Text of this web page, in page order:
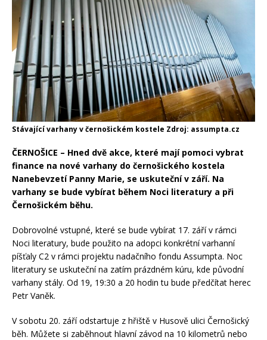
Stávající varhany v černošickém kostele Zdroj: assumpta.cz
ČERNOŠICE – Hned dvě akce, které mají pomoci vybrat
finance na nové varhany do černošického kostela
Nanebevzetí Panny Marie, se uskuteční v září. Na
varhany se bude vybírat během Noci literatury a při
Černošickém běhu.
Dobrovolné vstupné, které se bude vybírat 17. září v rámci
Noci literatury, bude použito na adopci konkrétní varhanní
píšťaly C2 v rámci projektu nadačního fondu Assumpta. Noc
literatury se uskuteční na zatím prázdném kúru, kde původní
varhany stály. Od 19, 19:30 a 20 hodin tu bude předčítat herec
Petr Vaněk.
V sobotu 20. září odstartuje z hřiště v Husově ulici Černošický
běh. Můžete si zaběhnout hlavní závod na 10 kilometrů nebo